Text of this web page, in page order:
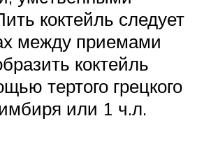
коктейль следует
между приемами
коктейль
тертого грецкого
или 1 ч.л.